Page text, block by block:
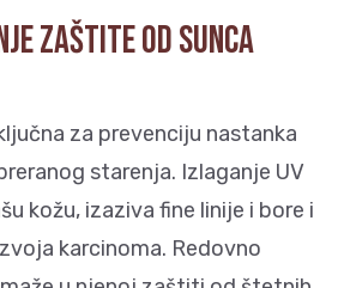
zaštite od sunca
za prevenciju nastanka
starenja. Izlaganje UV
kožu, izaziva fine linije i bore i
karcinoma. Redovno